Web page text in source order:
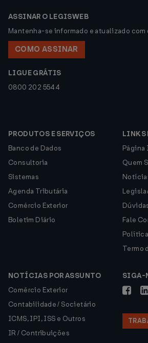
ASSINAR O LEGISWEB
Mantenha-se informado e atualizado com
COMO ASSINAR
LIGUE GRÁTIS
0800 202 5544
PRODUTOS E SERVIÇOS
Banco de Dados
Consultoria
Sistemas
Agenda Tributária
Comércio Exterior
Boletim Diário
LINKS
Quem
Fale
Termo
NOTÍCIAS POR ASSUNTO
Comércio Exterior
Contabilidade / Societário
ICMS, IPI, ISS e Outros
IR / Contribuições
SIGA-